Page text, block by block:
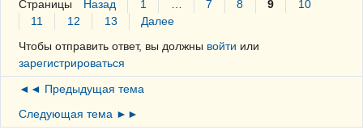
Страницы Назад 1 … 7 8 9
10
11
12 13
Далее
Чтобы отправить ответ, вы должны войти или
зарегистрироваться
◄◄ Предыдущая тема
Следующая тема ►►